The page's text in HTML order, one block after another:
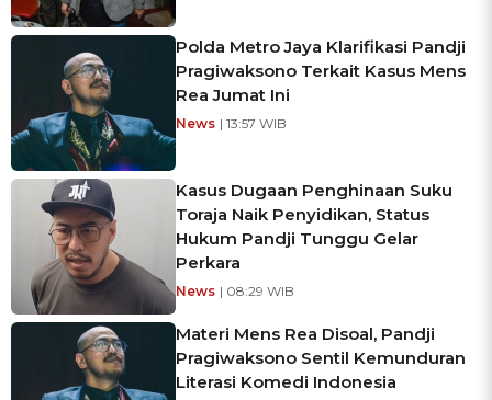
Polda Metro Jaya Klarifikasi Pandji
Pragiwaksono Terkait Kasus Mens
Rea Jumat Ini
News | 13:57 WIB
Kasus Dugaan Penghinaan Suku
Toraja Naik Penyidikan, Status
Hukum Pandji Tunggu Gelar
Perkara
News | 08:29 WIB
Materi Mens Rea Disoal, Pandji
Pragiwaksono Sentil Kemunduran
Literasi Komedi Indonesia